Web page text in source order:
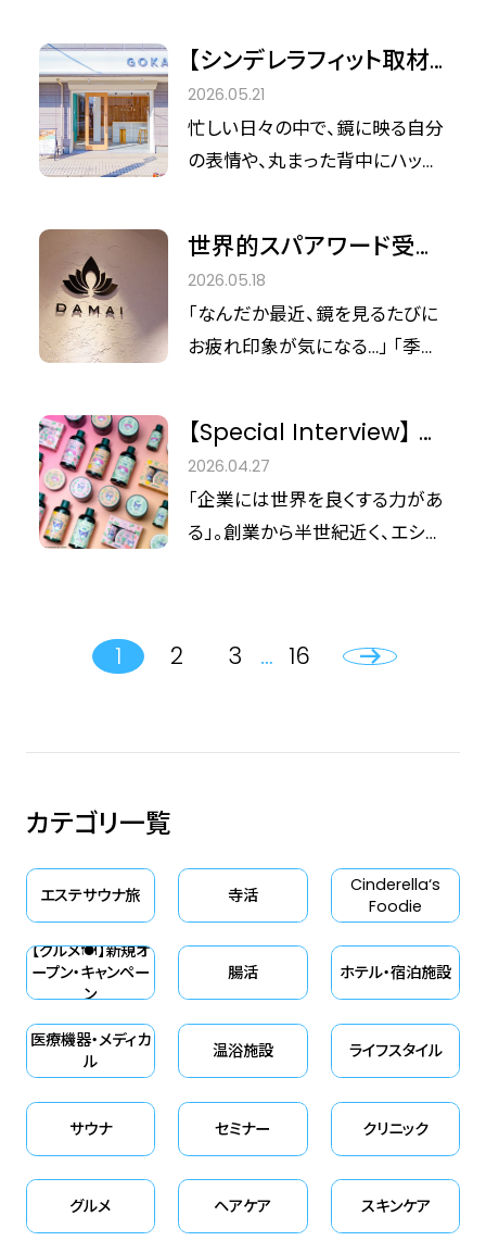
ス業界の最新トレンドを発信し、
人と人との繋がりを再定義する
場となります。
Recommend】
年連覇し続ける代官山のトップリ
トリート「SPA DAMAI（スパ ダマ
イ）」。世界の審美眼に磨かれた
同サロンのプロダクトブランド
が急激に増加するこれからの季
節に向け、「整える（※1）×巡り×
守る」をコンセプトとした、ブラン
ド最高峰のUVプロテクションキ
しが本格化するこの時期、本質的
な美の価値を見極める『シンデレ
ラフィット』の読者層へ提案した
いのは、単に「日焼けを防ぐ」だ
もたらす至高のUVセラムが、現
【シンデレラフィット取材】
「整体×カフェ」で五感をリ
フレッシュ。自由が丘に誕
生した次世代ウェルビー
2026.05.21
忙しい日々の中で、鏡に映る自分
の表情や、丸まった背中にハッと
オープンした「姿勢専門院
GOKAN＋」と「ORANGE
BANANA COFFEE」。ここは、国家
資格者による「整体」と、内側から
た、これまでにない体験型スポッ
トです。 なぜ今、整体とカフェを
セットにする必要があるのか？ 美
容メディア『Cinderella Fit』編集
世界的スパアワード受賞
のサロンを体感！“温め・
巡り”に着目した「SPA
DAMAI」で感動のフェイ
2026.05.18
「なんだか最近、鏡を見るたびに
お疲れ印象が気になる…」 「季節
りしてきた気がする…」 そんな、
日々を忙しく過ごす大人の複雑
な肌と身体のニュアンスに、どこ
までも上質に寄り添ってくれる場
山にある隠れ家スパ「SPA
DAMAI（スパ ダマイ）」。 国際的
るまで、国内外の主要アワードや
美容誌において数々の栄誉に輝
の“温活”の先駆けであり、五感を
満たす洗練されたホスピタリティ
と独自のメソッドで、多くの美を
追求する人々を虜にする
「DAMAI」。その卓越したこだわり
と、心まで解き放たれる極上のサ
ロン体験を、編集部ならではの
視点で余すことなくレポートしま
す。 ※1 2017年 Luxury Travel
【Special Interview】 ザ
ボディショップ×マイメロ
ディ＆クロミ “森の妖
精”が導く、サステナブル
2026.04.27
「企業には世界を良くする力があ
る」――。創業から半世紀近く、エシカ
今、日本を代表する愛すべきキャ
ました。 今回のコラボレーション
地球環境への配慮や、あらゆる壁
を取り払うジェンダーフリーな価
値観が込められています。 なぜ
今、この二人が選ばれたのか？ そ
して、パッケージの裏側に隠され
た、美しく持続可能な未来へのメ
ッセージとは。 今回はザボディシ
ョップの担当者さまにお話を伺
い、美容の枠を超えた「チェンジ
メイキング」な取り組みの核心に
迫ります。
1 2 3 … 16
カテゴリ一覧
エステサウナ旅 寺活
Cinderella‘s
Foodie
【グルメ🍽】新規オ
ープン・キャンペー
ン
腸活 ホテル・宿泊施設
医療機器・メディカ
ル
温浴施設 ライフスタイル
サウナ セミナー クリニック
グルメ ヘアケア スキンケア